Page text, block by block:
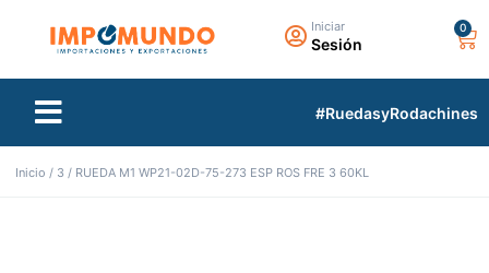
Iniciar
Sesión
#RuedasyRodachines
Inicio / 3 / RUEDA M1 WP21-02D-75-273 ESP ROS FRE 3 60KL